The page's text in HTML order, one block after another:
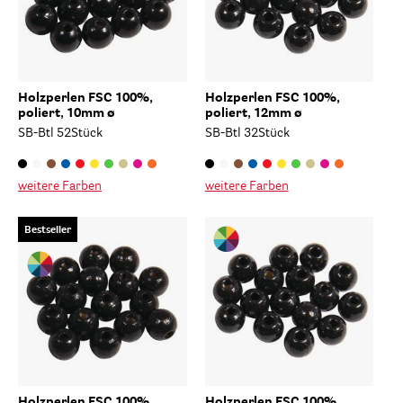
Holzperlen FSC 100%,
poliert, 10mm ø
SB-Btl 52Stück
weitere Farben
Holzperlen FSC 100%,
poliert, 12mm ø
SB-Btl 32Stück
weitere Farben
Bestseller